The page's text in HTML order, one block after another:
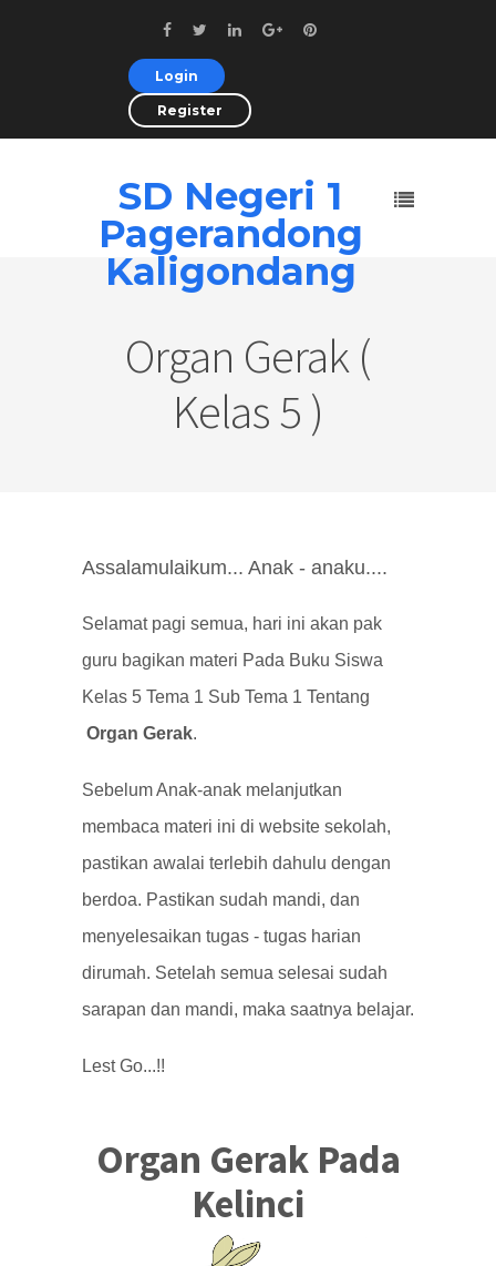
Login
Register
SD Negeri 1
Pagerandong
Kaligondang
Organ Gerak (
Kelas 5 )
Assalamulaikum... Anak - anaku....
Selamat pagi semua, hari ini akan pak
guru bagikan materi Pada Buku Siswa
Kelas 5 Tema 1 Sub Tema 1 Tentang
Organ Gerak.
Sebelum Anak-anak melanjutkan
membaca materi ini di website sekolah,
pastikan awalai terlebih dahulu dengan
berdoa. Pastikan sudah mandi, dan
menyelesaikan tugas - tugas harian
dirumah. Setelah semua selesai sudah
sarapan dan mandi, maka saatnya belajar.
Lest Go...!!
Organ Gerak Pada
Kelinci